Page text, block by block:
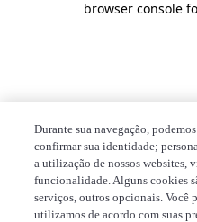
browser console
Durante sua navegação,
confirmar sua identidade;
a utilização de nossos websites,
funcionalidade. Alguns cookies
serviços, outros opcionais. Você
utilizamos de acordo com suas